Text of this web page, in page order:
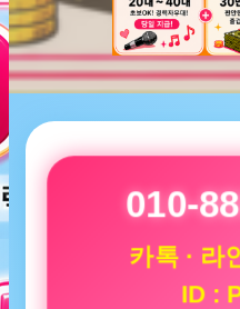
010-
카톡 · 라
ID :